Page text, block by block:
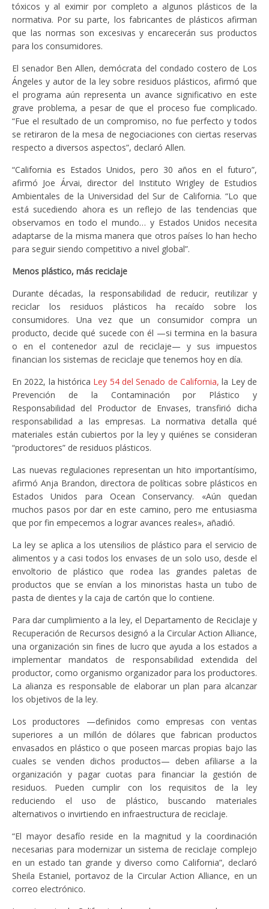
tóxicos y al eximir por completo a algunos plásticos de la
normativa. Por su parte, los fabricantes de plásticos afirman
que las normas son excesivas y encarecerán sus productos
para los consumidores.
El senador Ben Allen, demócrata del condado costero de Los
Ángeles y autor de la ley sobre residuos plásticos, afirmó que
el programa aún representa un avance significativo en este
grave problema, a pesar de que el proceso fue complicado.
“Fue el resultado de un compromiso, no fue perfecto y todos
se retiraron de la mesa de negociaciones con ciertas reservas
respecto a diversos aspectos”, declaró Allen.
“California es Estados Unidos, pero 30 años en el futuro”,
afirmó Joe Árvai, director del Instituto Wrigley de Estudios
Ambientales de la Universidad del Sur de California. “Lo que
está sucediendo ahora es un reflejo de las tendencias que
observamos en todo el mundo… y Estados Unidos necesita
adaptarse de la misma manera que otros países lo han hecho
para seguir siendo competitivo a nivel global”.
Menos plástico, más reciclaje
Durante décadas, la responsabilidad de reducir, reutilizar y
reciclar los residuos plásticos ha recaído sobre los
consumidores. Una vez que un consumidor compra un
producto, decide qué sucede con él —si termina en la basura
o en el contenedor azul de reciclaje— y sus impuestos
financian los sistemas de reciclaje que tenemos hoy en día.
En 2022, la histórica Ley 54 del Senado de California, la Ley de
Prevención de la Contaminación por Plástico y
Responsabilidad del Productor de Envases, transfirió dicha
responsabilidad a las empresas. La normativa detalla qué
materiales están cubiertos por la ley y quiénes se consideran
“productores” de residuos plásticos.
Las nuevas regulaciones representan un hito importantísimo,
afirmó Anja Brandon, directora de políticas sobre plásticos en
Estados Unidos para Ocean Conservancy. «Aún quedan
muchos pasos por dar en este camino, pero me entusiasma
que por fin empecemos a lograr avances reales», añadió.
La ley se aplica a los utensilios de plástico para el servicio de
alimentos y a casi todos los envases de un solo uso, desde el
envoltorio de plástico que rodea las grandes paletas de
productos que se envían a los minoristas hasta un tubo de
pasta de dientes y la caja de cartón que lo contiene.
Para dar cumplimiento a la ley, el Departamento de Reciclaje y
Recuperación de Recursos designó a la Circular Action Alliance,
una organización sin fines de lucro que ayuda a los estados a
implementar mandatos de responsabilidad extendida del
productor, como organismo organizador para los productores.
La alianza es responsable de elaborar un plan para alcanzar
los objetivos de la ley.
Los productores —definidos como empresas con ventas
superiores a un millón de dólares que fabrican productos
envasados en plástico o que poseen marcas propias bajo las
cuales se venden dichos productos— deben afiliarse a la
organización y pagar cuotas para financiar la gestión de
residuos. Pueden cumplir con los requisitos de la ley
reduciendo el uso de plástico, buscando materiales
alternativos o invirtiendo en infraestructura de reciclaje.
“El mayor desafío reside en la magnitud y la coordinación
necesarias para modernizar un sistema de reciclaje complejo
en un estado tan grande y diverso como California”, declaró
Sheila Estaniel, portavoz de la Circular Action Alliance, en un
correo electrónico.